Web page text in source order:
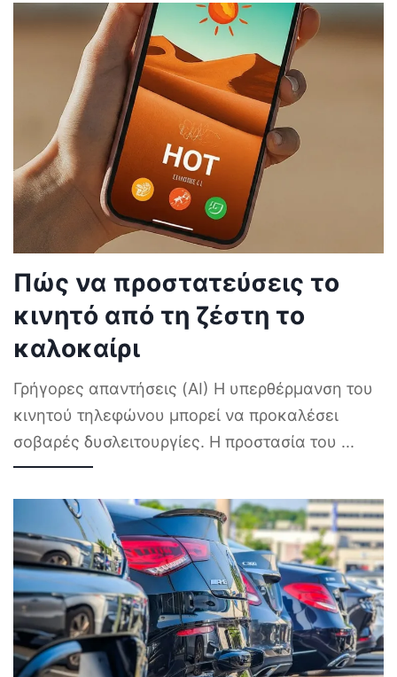
Πώς να προστατεύσεις το
κινητό από τη ζέστη το
καλοκαίρι
Γρήγορες απαντήσεις (AI) Η υπερθέρμανση του
κινητού τηλεφώνου μπορεί να προκαλέσει
σοβαρές δυσλειτουργίες. Η προστασία του ...